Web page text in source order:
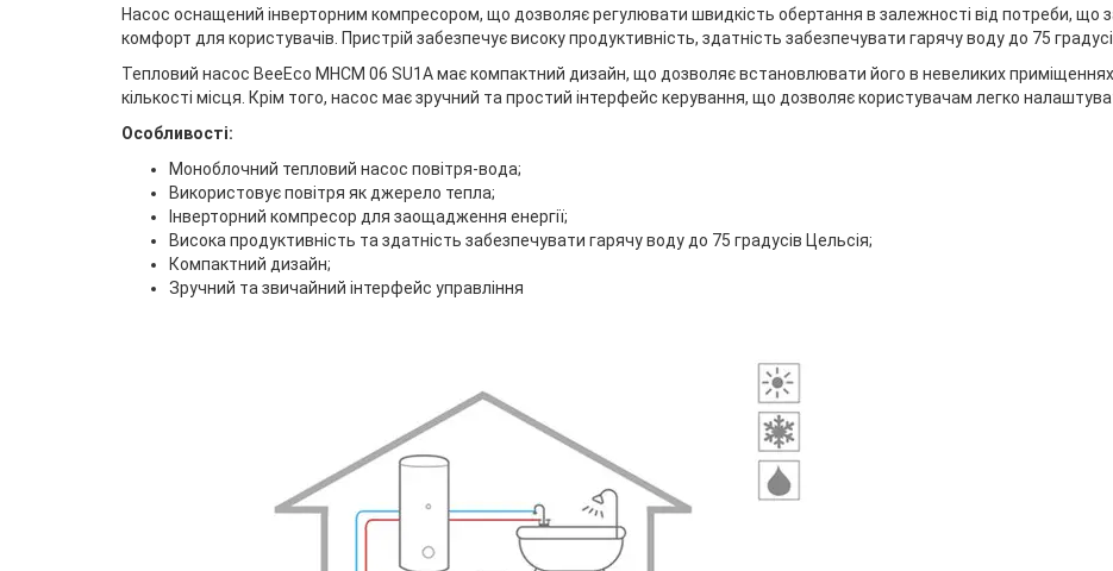
Насос оснащений інверторним компресором, що дозволяє регулювати швидкість обертання в залежності від потреби, що
комфорт для користувачів. Пристрій забезпечує високу продуктивність, здатність забезпечувати гарячу воду до 75
Тепловий насос BeeEco MHCM 06 SU1A має компактний дизайн, що дозволяє встановлювати його в невеликих приміщеннях
кількості місця. Крім того, насос має зручний та простий інтерфейс керування, що дозволяє користувачам легко
Особливості:
Моноблочний тепловий насос повітря-вода;
Використовує повітря як джерело тепла;
Інверторний компресор для заощадження енергії;
Висока продуктивність та здатність забезпечувати гарячу воду до 75 градусів Цельсія;
Компактний дизайн;
Зручний та звичайний інтерфейс управління